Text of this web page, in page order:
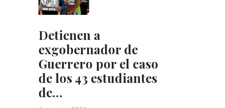
Detienen a
exgobernador de
Guerrero por el caso
de los 43 estudiantes
de…